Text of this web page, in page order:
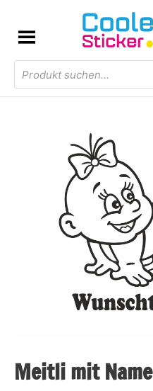
Products
search
Meitli mit Name